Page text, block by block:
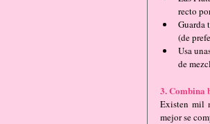
recto
Guarda
(de
Usa
de
3. Combina
Existen mil
mejor se